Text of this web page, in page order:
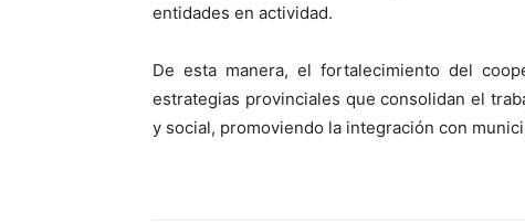
entidades en actividad.
De esta manera, el fortalecimiento del
estrategias provinciales que consolidan el
y social, promoviendo la integración con